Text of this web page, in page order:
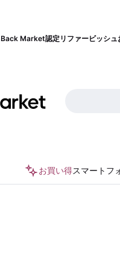
Back Market認定リファービッシュ
お買い得スマートフ